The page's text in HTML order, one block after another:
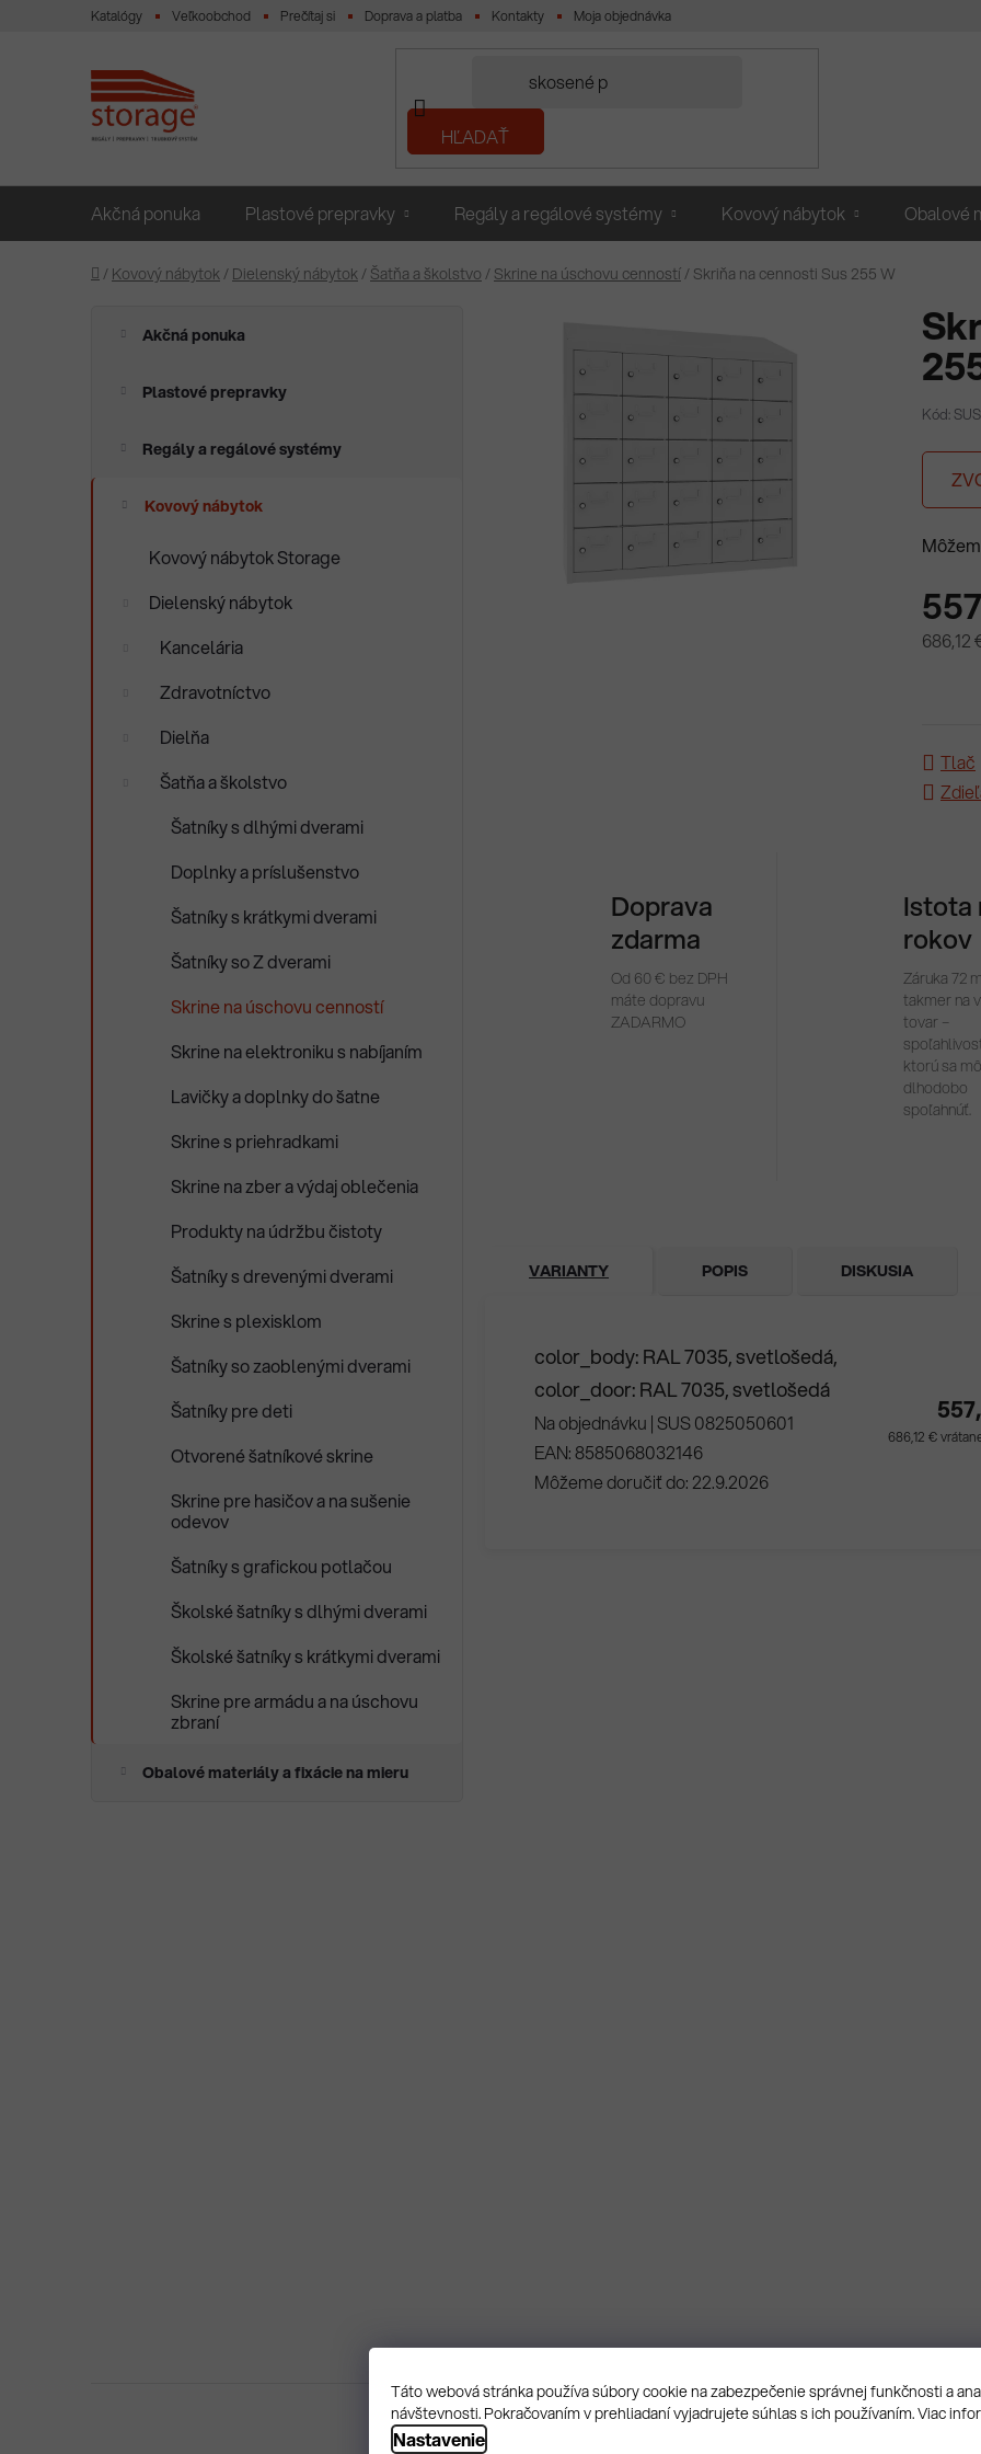
Táto webová stránka používa súbory cookie na zabezpečenie správnej funkčnosti a
návštevnosti. Pokračovaním v prehliadaní vyjadrujete súhlas s ich používaním. Viac
Nastavenie
Katalógy Veľkoobchod Prečítaj si Doprava a platba Kontakty Moja objednávka
HĽADAŤ
Akčná ponuka Plastové prepravky Regály a regálové systémy Kovový nábytok Obalové
Domov
/ Kovový nábytok/ Dielenský nábytok/ Šatňa a školstvo / Skrine na úschovu cenností/ Skriňa na cennosti Sus 255 W
a
kategórie
i
Akčná ponuka
Plastové prepravky
Regály a regálové systémy
Kovový nábytok
Kovový nábytok Storage
Dielenský nábytok
Kancelária
Zdravotníctvo
Dielňa
Šatňa a školstvo
Šatníky s dlhými dverami
Doplnky a príslušenstvo
Šatníky s krátkymi dverami
Šatníky so Z dverami
Skrine na úschovu cenností
Skrine na elektroniku s nabíjaním
Lavičky a doplnky do šatne
Skrine s priehradkami
Skrine na zber a výdaj oblečenia
Produkty na údržbu čistoty
Šatníky s drevenými dverami
Skrine s plexisklom
Šatníky so zaoblenými dverami
Šatníky pre deti
Otvorené šatníkové skrine
Skrine pre hasičov a na sušenie
odevov
Šatníky s grafickou potlačou
Školské šatníky s dlhými dverami
Školské šatníky s krátkymi dverami
Skrine pre armádu a na úschovu
zbraní
Obalové materiály a fixácie na mieru
Kód:
686,12
Tlač
Doprava
zdarma
Od 60 € bez DPH
máte dopravu
ZADARMO
Istota
rokov
Záruka 72
takmer na
tovar –
ktorú sa
dlhodobo
spoľahnúť.
VARIANTY POPIS DISKUSIA
color_body: RAL 7035, svetlošedá,
color_door: RAL 7035, svetlošedá
Na objednávku | SUS 0825050601
EAN:8585068032146
Môžeme doručiť do: 22.9.2026
686,12 €